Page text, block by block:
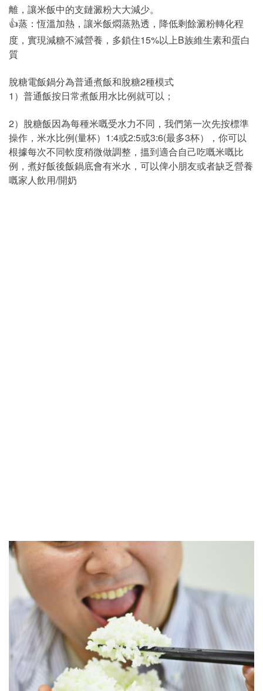
離，讓米飯中的支鏈澱粉大大減少。
👍蒸：恆溫加熱，讓米飯燜蒸熟透，降低剩餘澱粉轉化程
度，實現減糖不減營養，多鎖住15%以上B族維生素和蛋白
質
脫糖電飯鍋分為普通煮飯和脫糖2種模式
1）普通飯按日常煮飯用水比例就可以；
2）脫糖飯因為每種米嘅受水力不同，我們第一次先按標準
操作，米水比例(量杯）1:4或2:5或3:6(最多3杯），你可以
根據每次不同軟度稍微做調整，搵到適合自己吃嘅米嘅比
例，煮好飯後飯鍋底會有米水，可以俾小朋友或者缺乏營養
嘅家人飲用/開奶